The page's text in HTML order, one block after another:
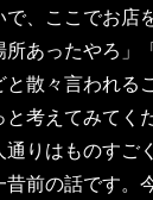
、ここでお店
所あったやろ」
散々言われる
考えてみてく
りはものすご
前の話です。